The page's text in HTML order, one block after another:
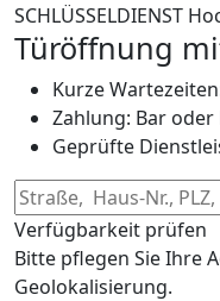
SCHLÜSSELDIENST
Türöffnung
Kurze
Zahlung: Bar oder
Geprüfte
Verfügbarkeit prüfen
Bitte pflegen Sie Ihre
Geolokalisierung.